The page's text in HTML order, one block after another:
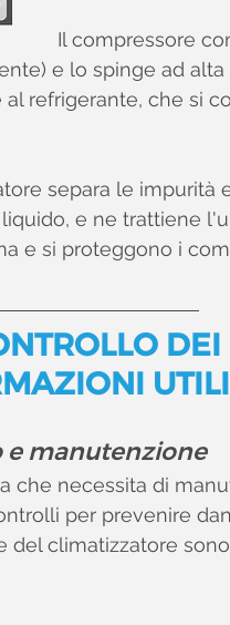
Il compressore
e lo spinge ad
refrigerante, che si
separa le impurità
e ne trattiene
e si proteggono i
DEI
UTILI
manutenzione
che necessita di
per prevenire
climatizzatore